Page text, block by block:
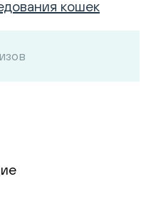
кошек